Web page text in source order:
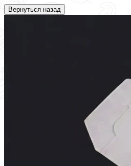
Вернуться назад